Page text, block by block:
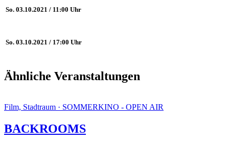
So. 03.10.2021 / 11:00 Uhr
So. 03.10.2021 / 17:00 Uhr
Ähnliche Veranstaltungen
Film, Stadtraum · SOMMERKINO - OPEN AIR
BACKROOMS